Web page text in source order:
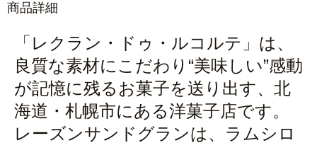
商品詳細
「レクラン・ドゥ・ルコルテ」は、
良質な素材にこだわり“美味しい”感動
が記憶に残るお菓子を送り出す、北
海道・札幌市にある洋菓子店です。
レーズンサンドグランは、ラムシロ